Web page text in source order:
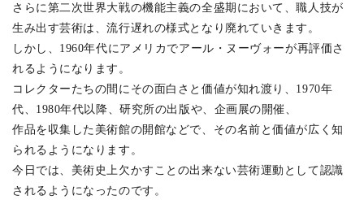
さらに第二次世界大戦の機能主義の全盛期において、職人技が
生み出す芸術は、流行遅れの様式となり廃れていきます。
しかし、1960年代にアメリカでアール・ヌーヴォーが再評価さ
れるようになります。
コレクターたちの間にその面白さと価値が知れ渡り、1970年
代、1980年代以降、研究所の出版や、企画展の開催、
作品を収集した美術館の開館などで、その名前と価値が広く知
られるようになります。
今日では、美術史上欠かすことの出来ない芸術運動として認識
されるようになったのです。